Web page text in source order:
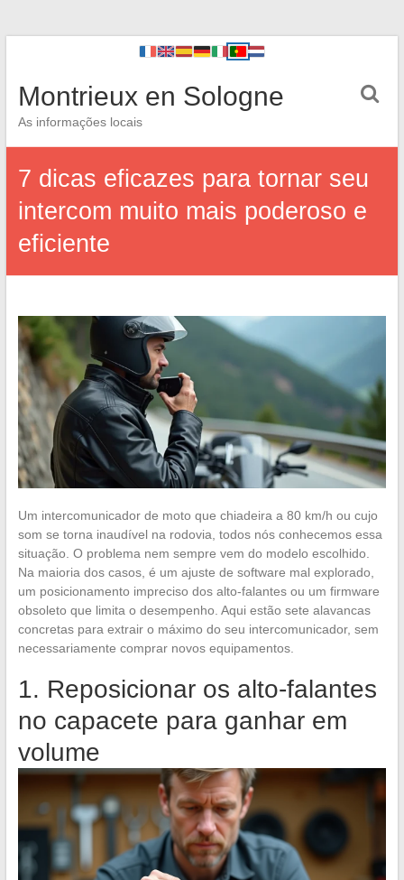
Montrieux en Sologne
As informações locais
7 dicas eficazes para tornar seu
intercom muito mais poderoso e
eficiente
Um intercomunicador de moto que chiadeira a 80 km/h ou cujo
som se torna inaudível na rodovia, todos nós conhecemos essa
situação. O problema nem sempre vem do modelo escolhido.
Na maioria dos casos, é um ajuste de software mal explorado,
um posicionamento impreciso dos alto-falantes ou um firmware
obsoleto que limita o desempenho. Aqui estão sete alavancas
concretas para extrair o máximo do seu intercomunicador, sem
necessariamente comprar novos equipamentos.
1. Reposicionar os alto-falantes
no capacete para ganhar em
volume